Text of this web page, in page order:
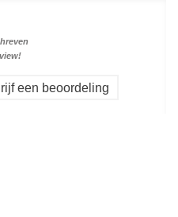
een beoordeling